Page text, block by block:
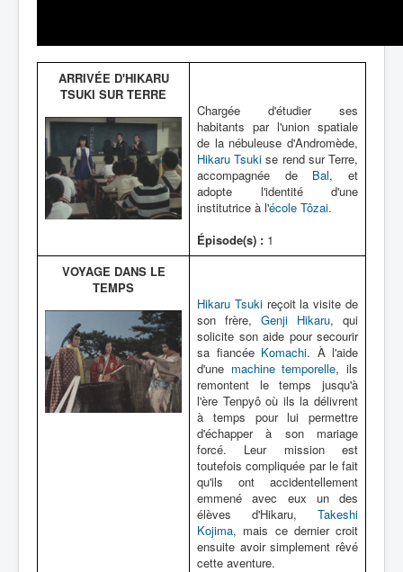
ARRIVÉE D'HIKARU
TSUKI SUR TERRE
Chargée d'étudier ses
habitants par l'union spatiale
de la nébuleuse d'Andromède,
Hikaru Tsuki se rend sur Terre,
accompagnée de Bal, et
adopte l'identité d'une
institutrice à l'école Tôzai.
Épisode(s) : 1
VOYAGE DANS LE
TEMPS
Hikaru Tsukireçoit la visite de
son frère, Genji Hikaru, qui
solicite son aide pour secourir
sa fiancée Komachi. À l'aide
d'une machine temporelle, ils
remontent le temps jusqu'à
l'ère Tenpyô où ils la délivrent
à temps pour lui permettre
d'échapper à son mariage
forcé. Leur mission est
toutefois compliquée par le fait
qu'ils ont accidentellement
emmené avec eux un des
élèves d'Hikaru, Takeshi
Kojima, mais ce dernier croit
ensuite avoir simplement rêvé
cette aventure.